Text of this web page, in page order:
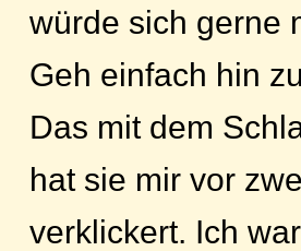
würde sich gerne
Geh einfach hin
Das mit dem
hat sie mir vor
verklickert. Ich